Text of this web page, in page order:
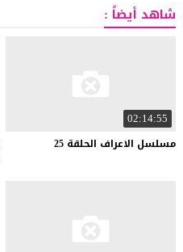
شاهد أيضاً :
02:14:55
مسلسل الاعراف الحلقة 25